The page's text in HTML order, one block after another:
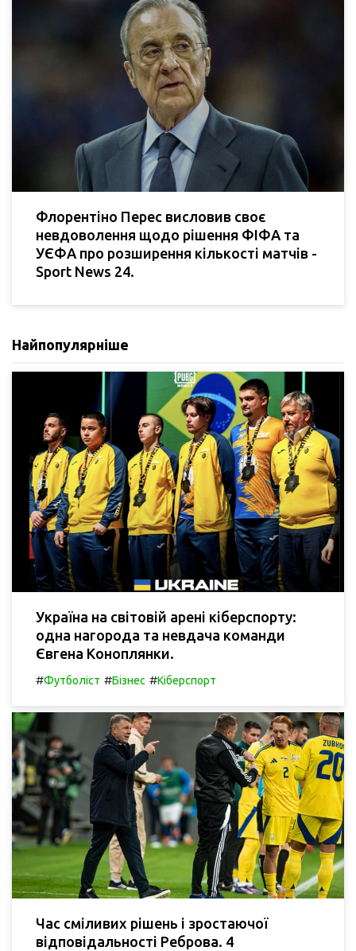
Флорентіно Перес висловив своє
невдоволення щодо рішення ФІФА та
УЄФА про розширення кількості матчів -
Sport News 24.
Найпопулярніше
Україна на світовій арені кіберспорту:
одна нагорода та невдача команди
Євгена Коноплянки.
#Футболіст #Бізнес #Кіберспорт
Час сміливих рішень і зростаючої
відповідальності Реброва. 4